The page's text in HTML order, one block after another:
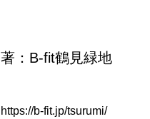
著：B-fit鶴見緑地
https://b-fit.jp/tsurumi/